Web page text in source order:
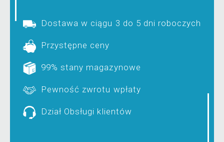
Dostawa w ciągu 3 do 5 dni roboczych
Przystępne ceny
99% stany magazynowe
Pewność zwrotu wpłaty
Dział Obsługi klientów